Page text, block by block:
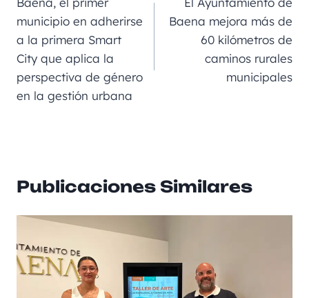
o
o
k
g
rt
ir
municipio en adherirse
a la primera Smart
City que aplica la
perspectiva de género
en la gestión urbana
Baena mejora más de
60 kilómetros de
caminos rurales
municipales
Publicaciones Similares